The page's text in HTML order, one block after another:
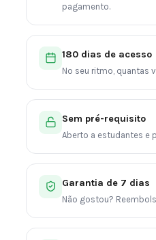
pagamento.
180 dias de acesso
No seu ritmo, quantas
Sem pré-requisito
Aberto a estudantes e
Garantia de 7 dias
Não gostou?